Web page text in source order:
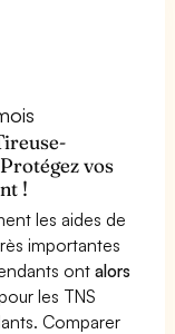
vos
!
les aides de
importantes
ontalors
les TNS
Comparer